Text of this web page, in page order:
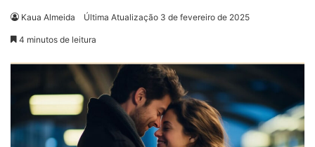
Kaua Almeida Última Atualização 3 de fevereiro de 2025
4 minutos de leitura